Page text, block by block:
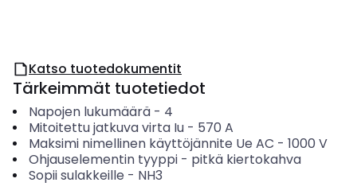
Katso tuotedokumentit
Tärkeimmät tuotetiedot
Napojen lukumäärä- 4
Mitoitettu jatkuva virta Iu- 570 A
Maksimi nimellinen käyttöjännite Ue AC - 1000 V
Ohjauselementin tyyppi- pitkä kiertokahva
Sopii sulakkeille - NH3